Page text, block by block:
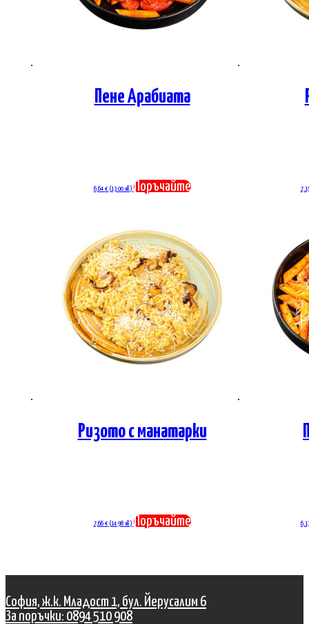
Пене Арабиата
6,64 € (13.00 лв.) Поръчайте
Ризото с манатарки
7,66 € (14.98 лв.) Поръчайте
София, ж.к. Младост 1, бул. Йерусалим 6
За поръчки: 0894 510 908